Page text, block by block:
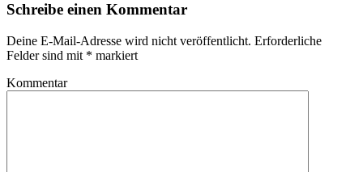
Schreibe einen Kommentar
Deine E-Mail-Adresse wird nicht veröffentlicht. Erforderliche
Felder sind mit * markiert
Kommentar